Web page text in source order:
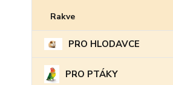
Rakve
PRO HLODAVCE
PRO PTÁKY